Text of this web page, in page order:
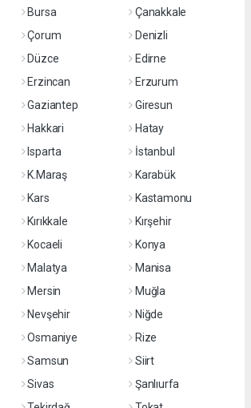
Bursa
Çanakkale
Çorum
Denizli
Düzce
Edirne
Erzincan
Erzurum
Gaziantep
Giresun
Hakkari
Hatay
Isparta
İstanbul
K.Maraş
Karabük
Kars
Kastamonu
Kırıkkale
Kırşehir
Kocaeli
Konya
Malatya
Manisa
Mersin
Muğla
Nevşehir
Niğde
Osmaniye
Rize
Samsun
Siirt
Sivas
Şanlıurfa